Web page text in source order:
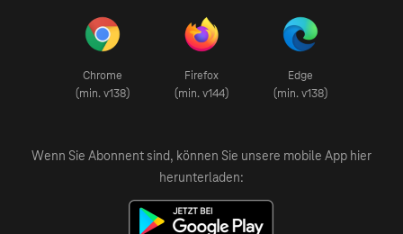
Chrome
(min. v138)
Firefox
(min. v144)
Edge
(min. v138)
Wenn Sie Abonnent sind, können Sie unsere mobile App hier
herunterladen: